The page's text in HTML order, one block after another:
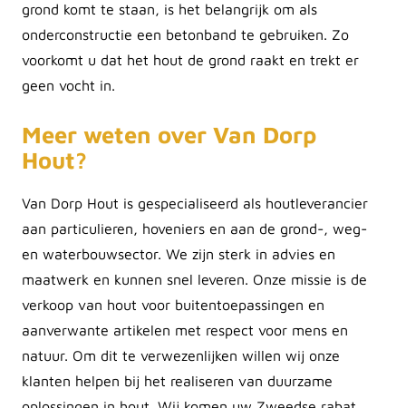
grond komt te staan, is het belangrijk om als
onderconstructie een betonband te gebruiken. Zo
voorkomt u dat het hout de grond raakt en trekt er
geen vocht in.
Meer weten over Van Dorp
Hout?
Van Dorp Hout is gespecialiseerd als houtleverancier
aan particulieren, hoveniers en aan de grond-, weg-
en waterbouwsector. We zijn sterk in advies en
maatwerk en kunnen snel leveren. Onze missie is de
verkoop van hout voor buitentoepassingen en
aanverwante artikelen met respect voor mens en
natuur. Om dit te verwezenlijken willen wij onze
klanten helpen bij het realiseren van duurzame